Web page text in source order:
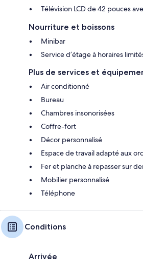
Télévision LCD de 42 pouces
Nourriture et boissons
Minibar
Service d’étage à horaires
Plus de services et
Air conditionné
Bureau
Chambres insonorisées
Coffre-fort
Décor personnalisé
Espace de travail adapté aux
Fer et planche à repasser sur
Mobilier personnalisé
Téléphone
Conditions
Arrivée